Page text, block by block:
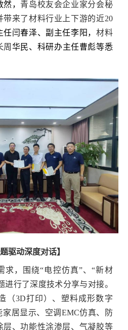
， 青岛校友会企业家分会秘
来了材料行业上下游的近20
任闫春泽、副主任李阳， 材料
周 华民、科研办主任曹彪等悉
驱动深度对话】
求，围绕“电控仿真”、“新材
进行了深度技术分享与对接。
（3D打印）、塑料成形数字
居显示、空调EMC仿真、防
、功能性涂渗层、气凝胶等